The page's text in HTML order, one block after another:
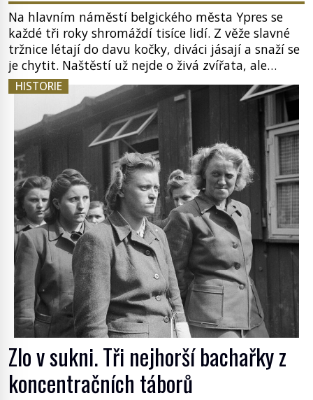
Na hlavním náměstí belgického města Ypres se
každé tři roky shromáždí tisíce lidí. Z věže slavné
tržnice létají do davu kočky, diváci jásají a snaží se
je chytit. Naštěstí už nejde o živá zvířata, ale
jenom o plyšové suvenýry. Kdysi to ale bylo jinak.
Tato veselá podívaná připomíná jeden z
nejpodivnějších a zároveň nejkrutějších zvyků […]
HISTORIE
Zlo v sukni. Tři nejhorší bachařky z
koncentračních táborů